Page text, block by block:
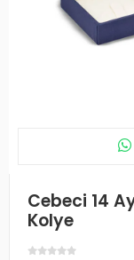
Cebeci 14
Kolye